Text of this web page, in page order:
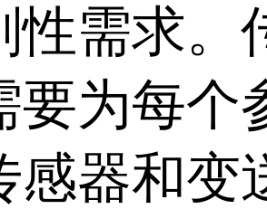
性需求。
要为每个
感器和变